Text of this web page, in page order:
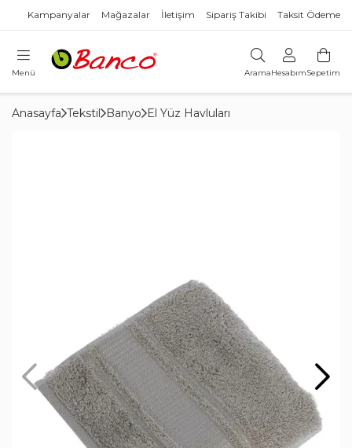
Kampanyalar Mağazalar İletişim Sipariş Takibi Taksit Ödeme
Menü AramaHesabımSepetim
Anasayfa Tekstil Banyo El Yüz Havluları